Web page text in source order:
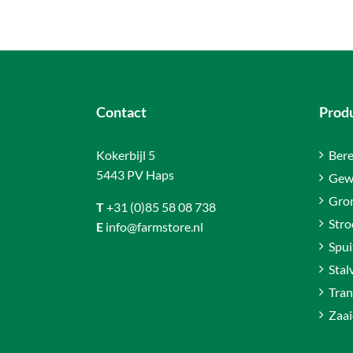
Contact
Kokerbijl 5
5443 PV Haps
T+31 (0)85 58 08 738
E info@farmstore.nl